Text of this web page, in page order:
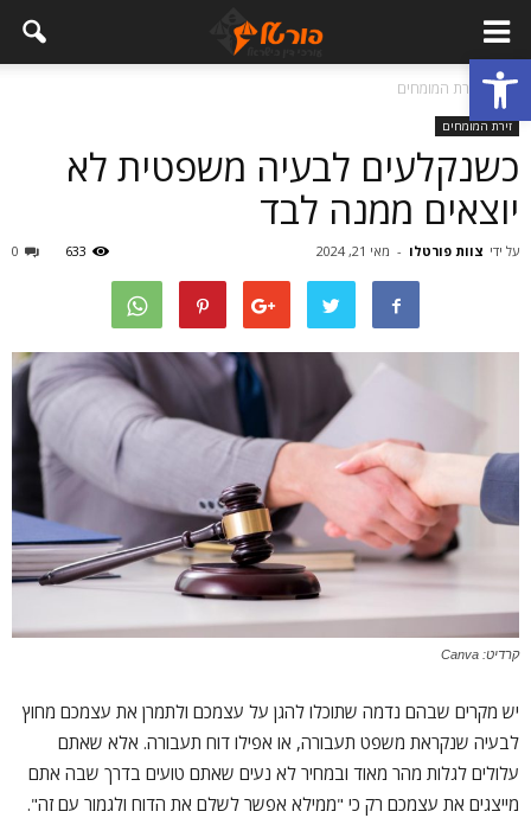
פתח סרגל נגישות
בית זירת המומחים
זירת המומחים
כשנקלעים לבעיה משפטית לא
יוצאים ממנה לבד
על ידי צוות פורטלו - מאי 21, 2024 0 633
קרדיט: Canva
יש מקרים שבהם נדמה שתוכלו להגן על עצמכם ולתמרן את עצמכם מחוץ
לבעיה שנקראת משפט תעבורה, או אפילו דוח תעבורה. אלא שאתם
עלולים לגלות מהר מאוד ובמחיר לא נעים שאתם טועים בדרך שבה אתם
מייצגים את עצמכם רק כי "ממילא אפשר לשלם את הדוח ולגמור עם זה".